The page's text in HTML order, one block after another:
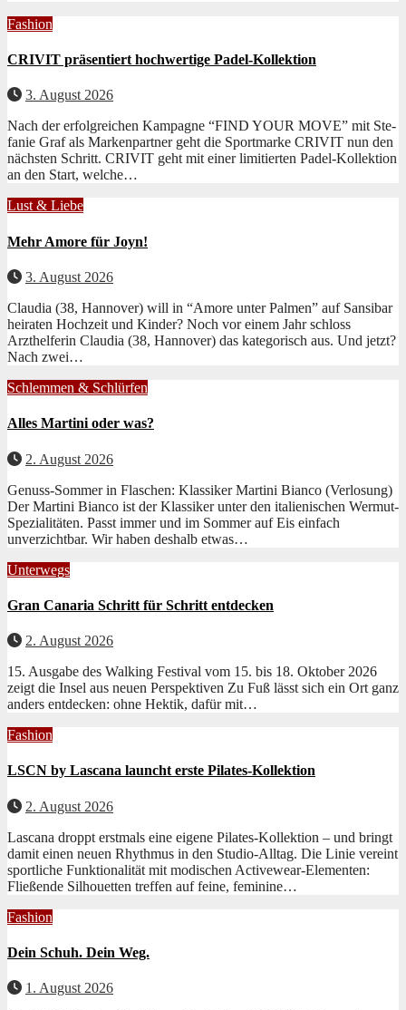
Fashion
CRIVIT präsentiert hochwertige Padel-Kollektion
3. August 2026
Nach der erfol­gre­ichen Kam­pagne “FIND YOUR MOVE” mit Ste­
fanie Graf als Marken­part­ner geht die Sport­marke CRIVIT nun den
näch­sten Schritt. CRIVIT geht mit ein­er lim­i­tierten Padel-Kollek­tion
an den Start, welche…
Lust & Liebe
Mehr Amore für Joyn!
3. August 2026
Claudia (38, Hannover) will in “Amore unter Palmen” auf Sansibar
heiraten Hochzeit und Kinder? Noch vor einem Jahr schloss
Arzthelferin Clau­dia (38, Han­nover) das kat­e­gorisch aus. Und jet­zt?
Nach zwei…
Schlemmen & Schlürfen
Alles Martini oder was?
2. August 2026
Genuss-Sommer in Flaschen: Klassiker Martini Bianco (Verlosung)
Der Mar­ti­ni Bian­co ist der Klas­sik­er unter den ital­ienis­chen Wer­mut-
Spezial­itäten. Passt immer und im Som­mer auf Eis ein­fach
unverzicht­bar. Wir haben deshalb etwas…
Unterwegs
Gran Canaria Schritt für Schritt entdecken
2. August 2026
15. Ausgabe des Walking Festival vom 15. bis 18. Oktober 2026
zeigt die Insel aus neuen Perspektiven Zu Fuß lässt sich ein Ort ganz
anders ent­deck­en: ohne Hek­tik, dafür mit…
Fashion
LSCN by Lascana launcht erste Pilates-Kollektion
2. August 2026
Las­cana droppt erst­mals eine eigene Pilates-Kollek­tion – und bringt
damit einen neuen Rhyth­mus in den Stu­dio-All­t­ag. Die Lin­ie vere­int
sportliche Funk­tion­al­ität mit modis­chen Activewear-Ele­menten:
Fließende Sil­hou­et­ten tre­f­fen auf feine, fem­i­nine…
Fashion
Dein Schuh. Dein Weg.
1. August 2026